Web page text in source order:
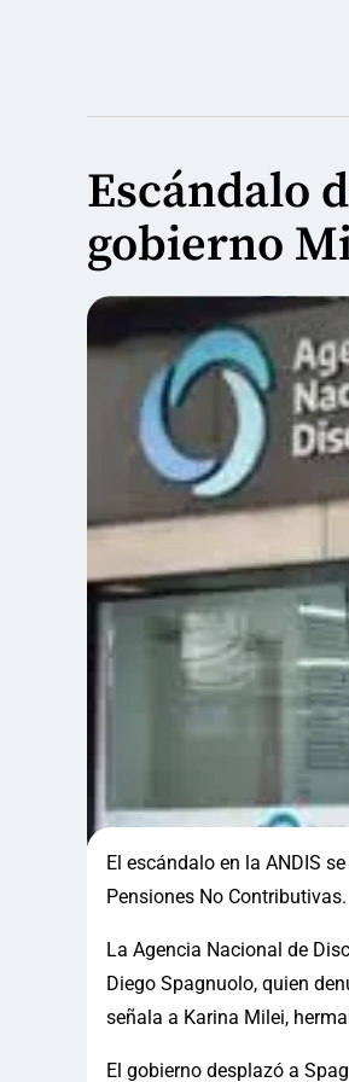
Escándalo
gobierno
El escándalo en la ANDIS
Pensiones No Contributivas.
La Agencia Nacional de
Diego Spagnuolo, quien
señala a Karina Milei,
El gobierno desplazó a